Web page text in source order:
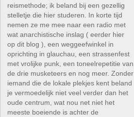
reismethode; ik beland bij een gezellig
stelletje die hier studeren. In korte tijd
nemen ze me mee naar een radio met
wat anarchistische inslag ( eerder hier
op dit blog ), een weggeefwinkel in
oprichting in glauchau, een strassenfest
met vrolijke punk, een toneelrepetitie van
de drie musketeers en nog meer. Zonder
iemand die de lokale plekjes kent beland
je vermoedelijk niet veel verder dan het
oude centrum, wat nou net niet het
meeste boeiende is achter de